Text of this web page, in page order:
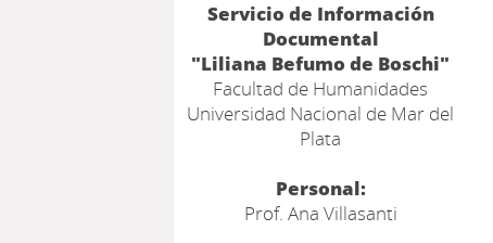
Servicio de Información
Documental
"Liliana Befumo de Boschi"
Facultad de Humanidades
Universidad Nacional de Mar del
Plata
Personal:
Prof. Ana Villasanti